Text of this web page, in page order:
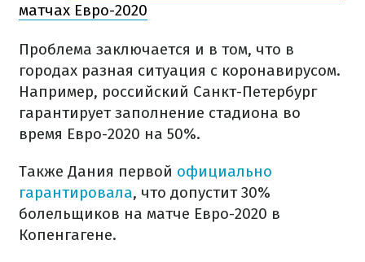
матчах Евро-2020
Проблема заключается и в том, что в
городах разная ситуация с коронавирусом.
Например, российский Санкт-Петербург
гарантирует заполнение стадиона во
время Евро-2020 на 50%.
Также Дания первой официально
гарантировала, что допустит 30%
болельщиков на матче Евро-2020 в
Копенгагене.